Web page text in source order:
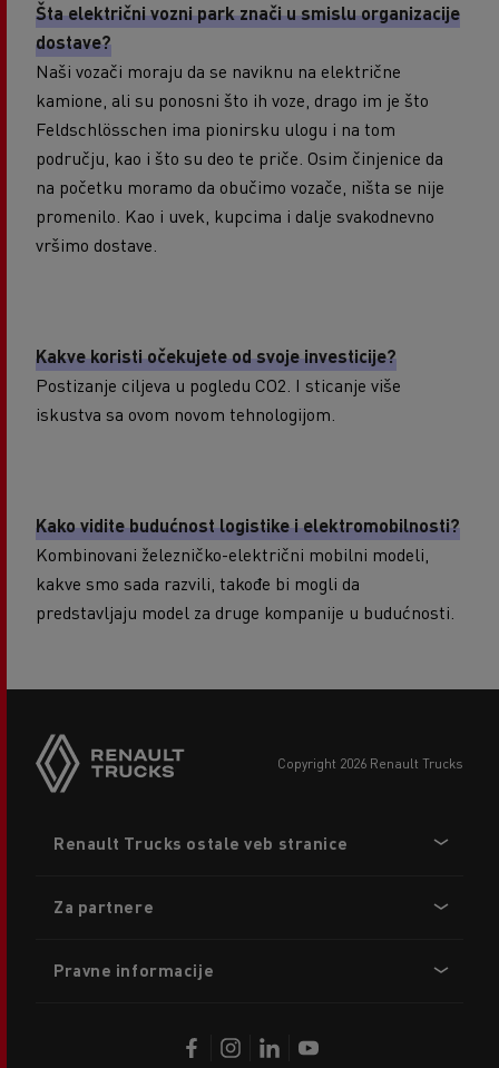
Šta električni vozni park znači u smislu organizacije
dostave?
Naši vozači moraju da se naviknu na električne
kamione, ali su ponosni što ih voze, drago im je što
Feldschlösschen ima pionirsku ulogu i na tom
području, kao i što su deo te priče. Osim činjenice da
na početku moramo da obučimo vozače, ništa se nije
promenilo. Kao i uvek, kupcima i dalje svakodnevno
vršimo dostave.
Kakve koristi očekujete od svoje investicije?
Postizanje ciljeva u pogledu CO2. I sticanje više
iskustva sa ovom novom tehnologijom.
Kako vidite budućnost logistike i elektromobilnosti?
Kombinovani železničko-električni mobilni modeli,
kakve smo sada razvili, takođe bi mogli da
predstavljaju model za druge kompanije u budućnosti.
copyright 2026 Renault Trucks
menu
Renault Trucks ostale veb stranice
Za partnere
Pravne informacije